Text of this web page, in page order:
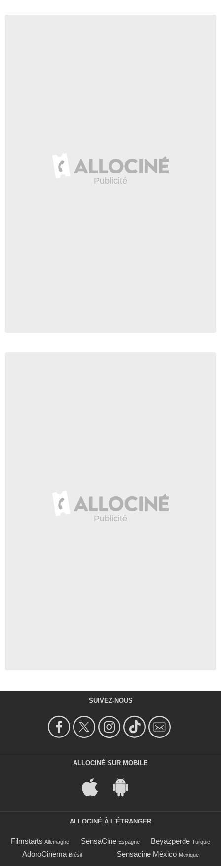
SUIVEZ-NOUS
ALLOCINÉ SUR MOBILE
ALLOCINÉ À L'ÉTRANGER
Filmstarts Allemagne SensaCine Espagne Beyazperde Turquie
AdoroCinema Brésil Sensacine México Mexique